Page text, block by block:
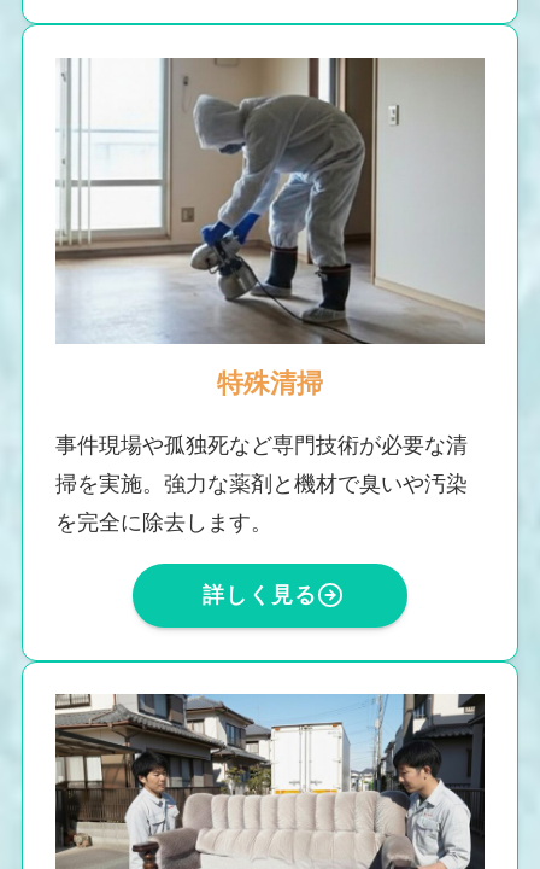
特殊清掃
事件現場や孤独死など専門技術が必要な清
掃を実施。強力な薬剤と機材で臭いや汚染
を完全に除去します。
詳しく見る